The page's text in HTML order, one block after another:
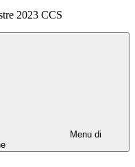
2023 CCS
Menu di